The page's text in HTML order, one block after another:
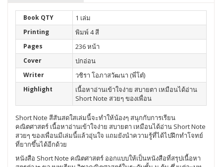
Book QTY 1 เล่ม
Printing พิมพ์ 4 สี
Pages 236 หน้า
Cover ปกอ่อน
Writer วชิรา โอภาสวัฒนา (พี่โต๋)
Highlight
เนื้อหาอ่านเข้าใจง่าย สบายตา เหมือนได้อ่าน
Short Note สวยๆ ของเพื่อน
Short Note สีสันสดใสเล่มนี้จะทำให้น้องๆ สนุกกับการเรียน
คณิตศาสตร์ เนื้อหาอ่านเข้าใจง่าย สบายตา เหมือนได้อ่าน Short Note
สวยๆ ของเพื่อนมีเล่มนี้แล้วอุ่นใจ แถมยังนำความรู้ที่ได้ไปฝึกทำโจทย์
ที่ยากขึ้นได้อีกด้วย
หนังสือ Short Note คณิตศาสตร์ ออกแบบให้เป็นหนังสือที่สรุปเนื้อหา